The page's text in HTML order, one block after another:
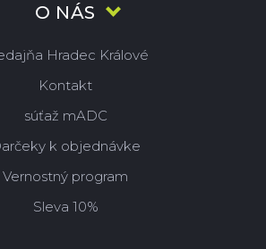
O NÁS
Hradec Králové
Kontakt
súťaž mADC
k objednávke
Vernostný program
Sleva 10%